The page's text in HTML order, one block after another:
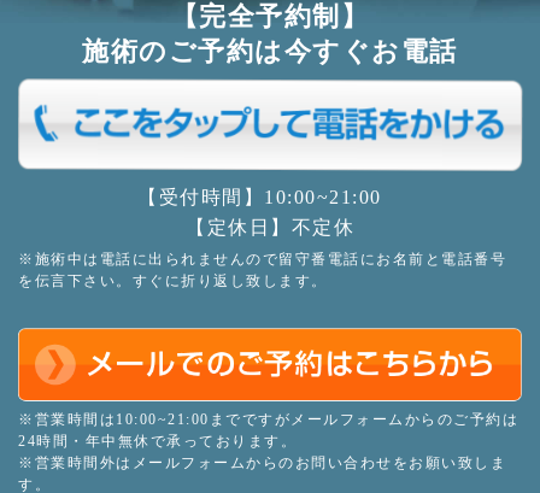
【完全予約制】
施術のご予約は今すぐお電話
【受付時間】10:00~21:00
【定休日】不定休
※施術中は電話に出られませんので留守番電話にお名前と電話番号
を伝言下さい。すぐに折り返し致します。
※営業時間は10:00~21:00までですがメールフォームからのご予約は
24時間・年中無休で承っております。
※営業時間外はメールフォームからのお問い合わせをお願い致しま
す。